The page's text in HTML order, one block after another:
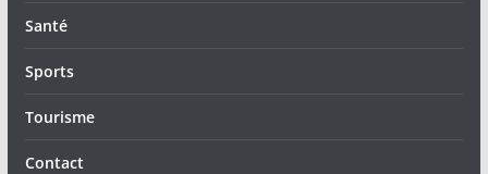
Santé
Sports
Tourisme
Contact